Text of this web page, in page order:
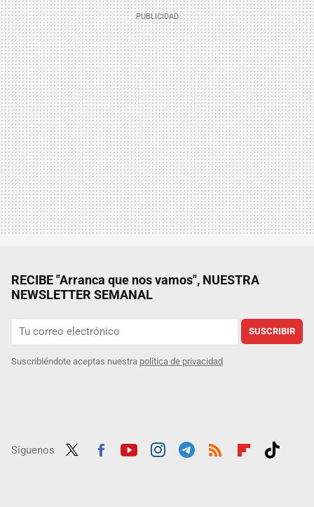
RECIBE "Arranca que nos vamos", NUESTRA
NEWSLETTER SEMANAL
SUSCRIBIR
Suscribiéndote aceptas nuestra política de privacidad
Síguenos